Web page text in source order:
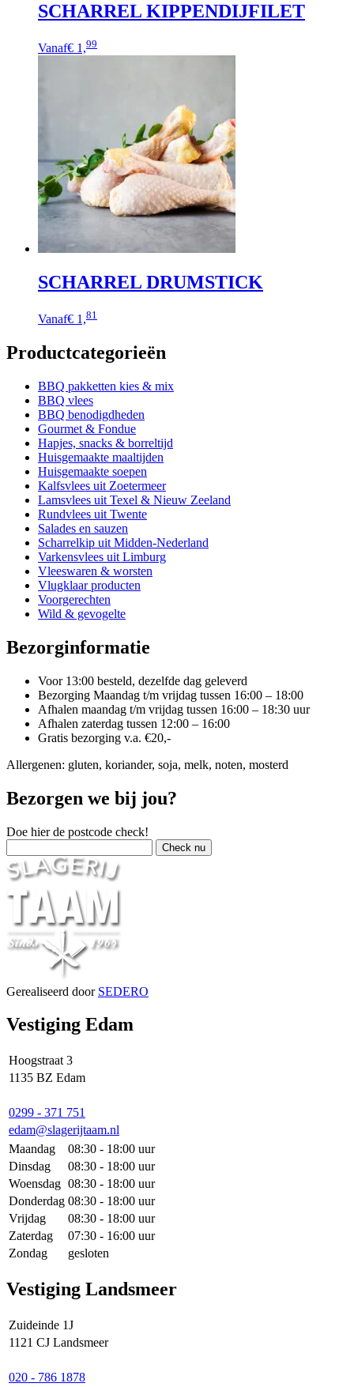
SCHARREL KIPPENDIJFILET
Vanaf€ 1,99
product
kan
gekozen
worden
op
de
productpagina
SCHARREL DRUMSTICK
Vanaf€ 1,81
meerdere
Deze
kan
gekozen
worden
op
de
productpagina
Productcategorieën
BBQ pakketten kies & mix
BBQ vlees
BBQ benodigdheden
Gourmet & Fondue
Hapjes, snacks & borreltijd
Huisgemaakte maaltijden
Huisgemaakte soepen
Kalfsvlees uit Zoetermeer
Lamsvlees uit Texel & Nieuw Zeeland
Rundvlees uit Twente
Salades en sauzen
Scharrelkip uit Midden-Nederland
Varkensvlees uit Limburg
Vleeswaren & worsten
Vlugklaar producten
Voorgerechten
Wild & gevogelte
Bezorginformatie
Voor 13:00 besteld, dezelfde dag geleverd
Bezorging Maandag t/m vrijdag tussen 16:00 – 18:00
Afhalen maandag t/m vrijdag tussen 16:00 – 18:30 uur
Afhalen zaterdag tussen 12:00 – 16:00
Gratis bezorging v.a. €20,-
Allergenen: gluten, koriander, soja, melk, noten, mosterd
Bezorgen we bij jou?
Doe hier de postcode check!
Gerealiseerd door SEDERO
Vestiging Edam
Hoogstraat 3
1135 BZ Edam
0299 - 371 751
edam@slagerijtaam.nl
Maandag
08:30 - 18:00 uur
Dinsdag
08:30 - 18:00 uur
Woensdag 08:30 - 18:00 uur
Donderdag 08:30 - 18:00 uur
Vrijdag
08:30 - 18:00 uur
Zaterdag
07:30 - 16:00 uur
Zondag
gesloten
Vestiging Landsmeer
Zuideinde 1J
1121 CJ Landsmeer
020 - 786 1878